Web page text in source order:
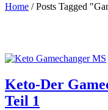
Home /Posts Tagged
Keto-Der
Teil 1